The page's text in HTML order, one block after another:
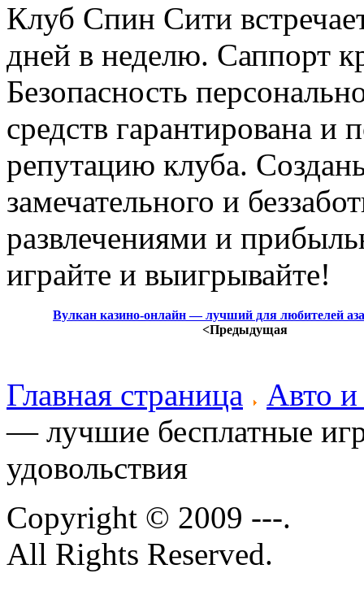
Клуб Спин Сити
дней в неделю. Саппорт
Безопасность
средств гарантирована и
репутацию клуба.
замечательного и
развлечениями и
играйте и выигрывайте!
Вулкан казино-онлайн — лучший для любителей
<Предыдущая
Главная страница
Авто
— лучшие бесплатные
удовольствия
Copyright © 2009 ---.
All Rights Reserved.